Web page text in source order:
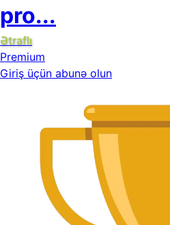
pro...
Ətraflı
Premium
Giriş üçün abunə olun